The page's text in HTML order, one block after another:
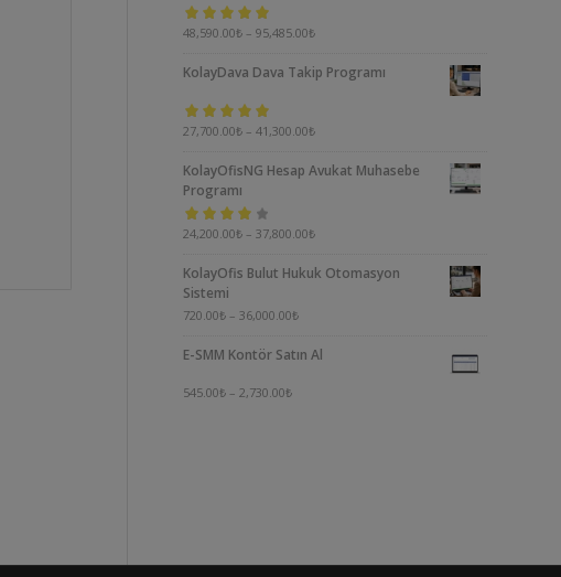
5 üzerinden
48,590.00₺ –95,485.00₺
KolayDava Dava Takip Programı
5 üzerinden
27,700.00₺ –41,300.00₺
KolayOfisNG Hesap Avukat Muhasebe
Programı
5
4.00oy aldı
24,200.00₺ –37,800.00₺
KolayOfis Bulut Hukuk Otomasyon
Sistemi
720.00₺ –36,000.00₺
E-SMM Kontör Satın Al
545.00₺ –2,730.00₺